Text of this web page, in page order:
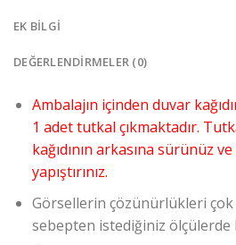
EK BILGI
DEĞERLENDIRMELER (0)
Ambalajın içinden duvar
1 adet tutkal çıkmaktadır.
kağıdının arkasına sürünüz
yapıştırınız.
Görsellerin çözünürlükleri
sebepten istediğiniz ölçülerde